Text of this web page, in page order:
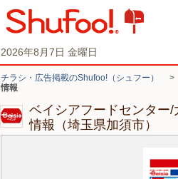
2026年8月7日 金曜日
チラシ・広告掲載のShufoo!（シュフー）
情報
ベイシアフードセンター
情報（埼玉県加須市）